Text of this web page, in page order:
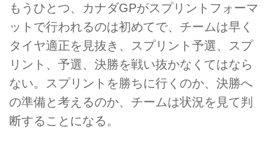
もうひとつ、カナダGPがスプリントフォーマ
ットで行われるのは初めてで、チームは早く
タイヤ適正を見抜き、スプリント予選、スプ
リント、予選、決勝を戦い抜かなくてはなら
ない。スプリントを勝ちに行くのか、決勝へ
の準備と考えるのか、チームは状況を見て判
断することになる。